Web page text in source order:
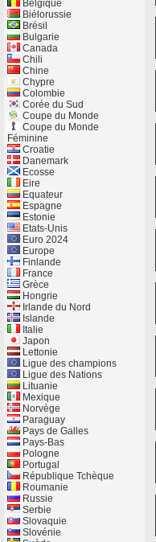
Belgique
Biélorussie
Brésil
Bulgarie
Canada
Chili
Chine
Chypre
Colombie
Corée du Sud
Coupe du Monde
Coupe du Monde
Féminine
Croatie
Danemark
Ecosse
Eire
Equateur
Espagne
Estonie
Etats-Unis
Euro 2024
Europe
Finlande
France
Grèce
Hongrie
Irlande du Nord
Islande
Italie
Japon
Lettonie
Ligue des champions
Ligue des Nations
Lituanie
Mexique
Norvège
Paraguay
Pays de Galles
Pays-Bas
Pologne
Portugal
République Tchèque
Roumanie
Russie
Serbie
Slovaquie
Slovénie